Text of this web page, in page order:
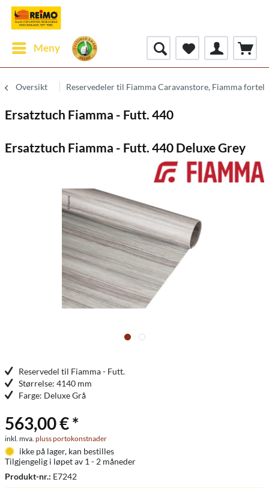
Meny
Oversikt Reservedeler til Fiamma Caravanstore, Fiamma
Ersatztuch Fiamma - Futt. 440
Ersatztuch Fiamma - Futt. 440 Deluxe Grey
Reservedel til Fiamma - Futt.
Størrelse: 4140 mm
Farge: Deluxe Grå
563,00 € *
inkl. mva. pluss portokonstnader
ikke på lager, kan bestilles
Tilgjengelig i løpet av 1 - 2 måneder
Produkt-nr.: E7242